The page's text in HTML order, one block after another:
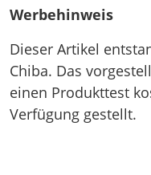
Werbehinweis
Dieser Artikel
Chiba. Das
einen Produkttest
Verfügung gestellt.